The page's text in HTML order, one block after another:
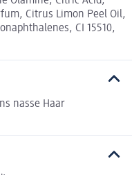
Citrus Limon Peel Oil,
CI 15510,
nasse Haar